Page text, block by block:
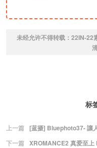
未经允许不得转载： 22IN-22
标
上一篇
[蓝摄] Bluephoto37- 讓
下一篇 XROMANCE2 真爱至